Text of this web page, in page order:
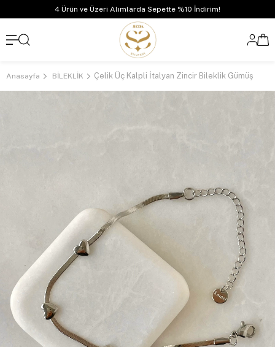
4 Ürün ve Üzeri Alımlarda Sepette %10 İndirim!
Anasayfa BİLEKLİK Çelik Üç Kalpli İtalyan Zincir Bileklik Gümüş